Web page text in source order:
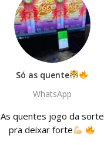
Só as quente
WhatsApp
As quentes jogo da sorte
pra deixar forte